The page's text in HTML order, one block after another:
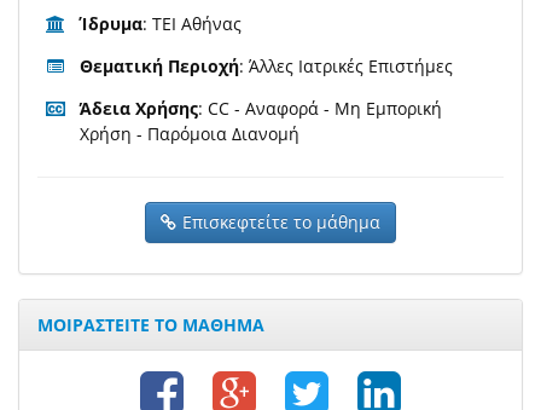
Ίδρυμα: ΤΕΙ Αθήνας
Θεματική Περιοχή: Άλλες Ιατρικές Επιστήμες
Άδεια Χρήσης: CC - Αναφορά - Μη Εμπορική
Χρήση - Παρόμοια Διανομή
Επισκεφτείτε το μάθημα
ΜΟΙΡΑΣΤΕΙΤΕ ΤΟ ΜΑΘΗΜΑ